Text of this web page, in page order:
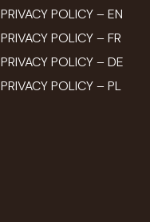
PRIVACY POLICY – EN
PRIVACY POLICY – FR
PRIVACY POLICY – DE
PRIVACY POLICY – PL